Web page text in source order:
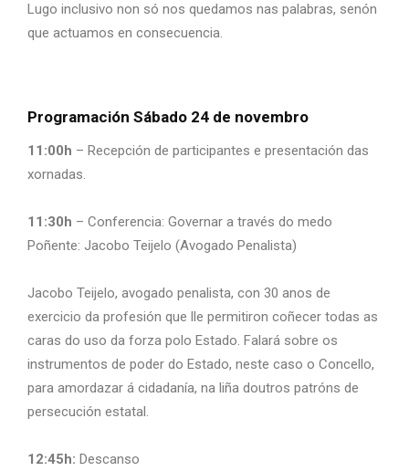
Lugo inclusivo non só nos quedamos nas palabras, senón
que actuamos en consecuencia.
Programación Sábado 24 de novembro
11:00h – Recepción de participantes e presentación das
xornadas.
11:30h – Conferencia: Governar a través do medo
Poñente: Jacobo Teijelo (Avogado Penalista)
Jacobo Teijelo, avogado penalista, con 30 anos de
exercicio da profesión que lle permitiron coñecer todas as
caras do uso da forza polo Estado. Falará sobre os
instrumentos de poder do Estado, neste caso o Concello,
para amordazar á cidadanía, na liña doutros patróns de
persecución estatal.
12:45h: Descanso